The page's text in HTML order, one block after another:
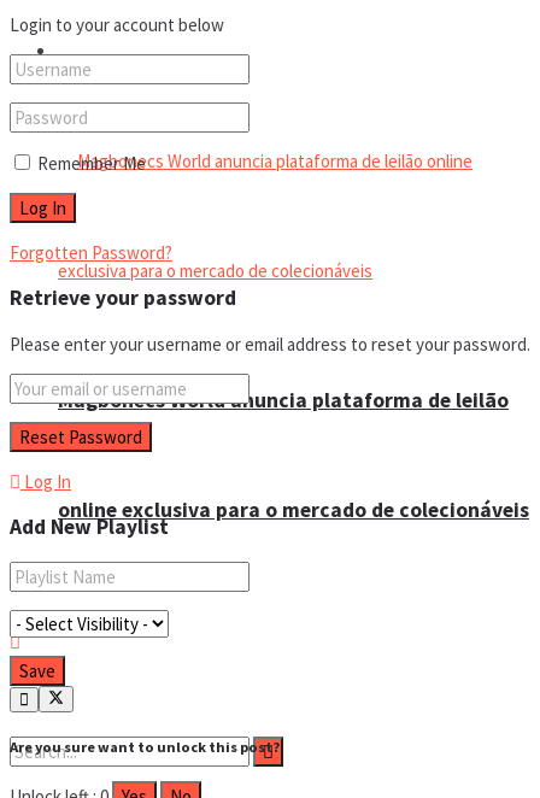
Eventos
Magbonecs World anuncia plataforma de leilão
online exclusiva para o mercado de colecionáveis
Login to your account below
Remember Me
Forgotten Password?
Retrieve your password
Please enter your username or email address to reset your password.
Log In
Add New Playlist
Are you sure want to unlock this post?